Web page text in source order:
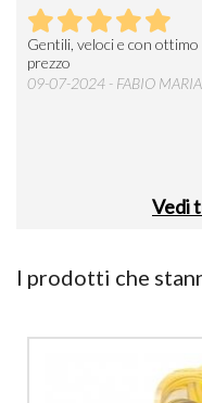
Gentili, veloci e con ottimo
prezzo
09-07-2024 - FABIO MARIA
Vedi
I prodotti che